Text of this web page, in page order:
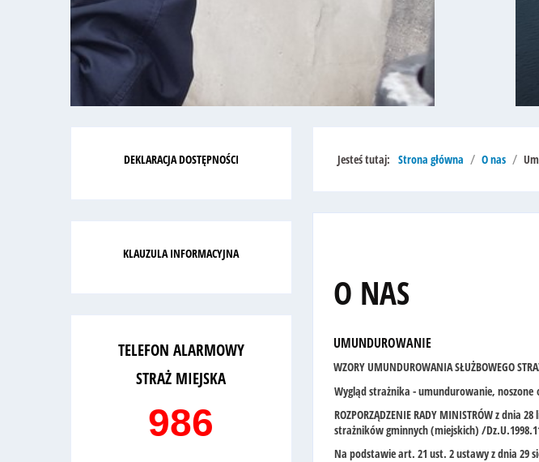
więcej
Jesteś tutaj: Strona główna O nas
O NAS
UMUNDUROWANIE
WZORY UMUNDUROWANIA SŁUŻBOWEGO
Wygląd strażnika - umundurowanie, noszone
ROZPORZĄDZENIE RADY MINISTRÓW z
strażników gminnych (miejskich) /
Na podstawie art. 21 ust. 2 ustawy z dnia 29
DEKLARACJA DOSTĘPNOŚCI
KLAUZULA INFORMACYJNA
TELEFON ALARMOWY
STRAŻ MIEJSKA
986